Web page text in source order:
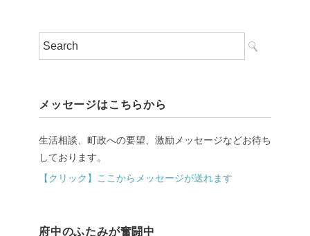
メッセージはこちらから
生活相談、町政への要望、激励メッセージなどお待ち
しております。
【クリック】ここからメッセージが送れます
府中のふたみが奮闘中